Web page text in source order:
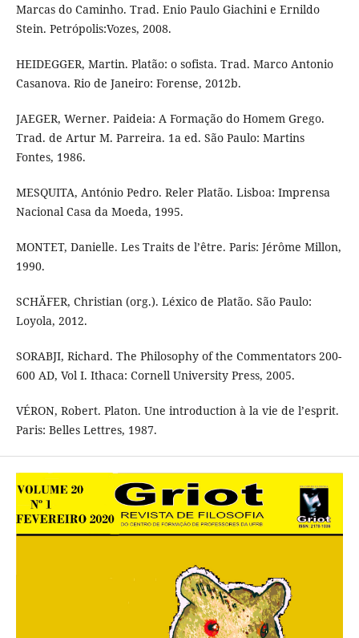
Marcas do Caminho. Trad. Enio Paulo Giachini e Ernildo
Stein. Petrópolis:Vozes, 2008.
HEIDEGGER, Martin. Platão: o sofista. Trad. Marco Antonio
Casanova. Rio de Janeiro: Forense, 2012b.
JAEGER, Werner. Paideia: A Formação do Homem Grego.
Trad. de Artur M. Parreira. 1a ed. São Paulo: Martins
Fontes, 1986.
MESQUITA, António Pedro. Reler Platão. Lisboa: Imprensa
Nacional Casa da Moeda, 1995.
MONTET, Danielle. Les Traits de l’être. Paris: Jérôme Millon,
1990.
SCHÄFER, Christian (org.). Léxico de Platão. São Paulo:
Loyola, 2012.
SORABJI, Richard. The Philosophy of the Commentators 200-
600 AD, Vol I. Ithaca: Cornell University Press, 2005.
VÉRON, Robert. Platon. Une introduction à la vie de l’esprit.
Paris: Belles Lettres, 1987.